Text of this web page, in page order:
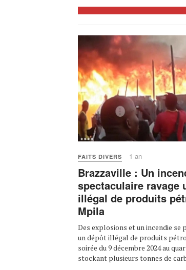
FAITS DIVERS 1 an
Brazzaville : Un
spectaculaire ravage
illégal de produits
Mpila
Des explosions et un incendie se
un dépôt illégal de produits
soirée du 9 décembre 2024 au
stockant plusieurs tonnes de